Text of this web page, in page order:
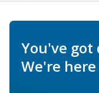
You've got
We're